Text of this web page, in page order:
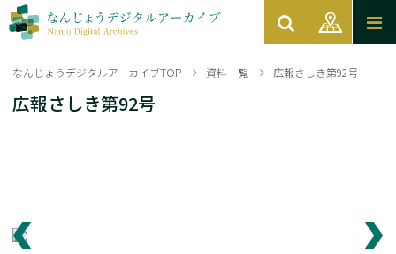
なんじょうデジタルアーカイブTOP 資料一覧 広報さしき第92号
広報さしき第92号